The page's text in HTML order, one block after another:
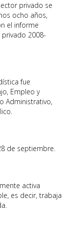
privado se
ocho años,
el informe
2008-
fue
Empleo y
Administrativo,
de septiembre.
activa
es decir, trabaja